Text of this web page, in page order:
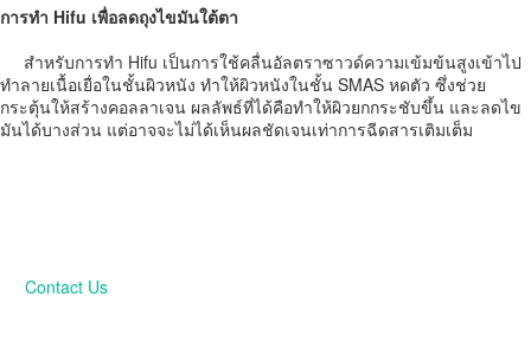
การทำ Hifu เพื่อลดถุงไขมันใต้ตา
สำหรับการทำ Hifu เป็นการใช้คลื่นอัลตราซาวด์ความเข้มข้นสูงเข้าไป
ทำลายเนื้อเยื่อในชั้นผิวหนัง ทำให้ผิวหนังในชั้น SMAS หดตัว ซึ่งช่วย
กระตุ้นให้สร้างคอลลาเจน ผลลัพธ์ที่ได้คือทำให้ผิวยกกระชับขึ้น และลดไข
มันได้บางส่วน แต่อาจจะไม่ได้เห็นผลชัดเจนเท่าการฉีดสารเติมเต็ม
Contact Us